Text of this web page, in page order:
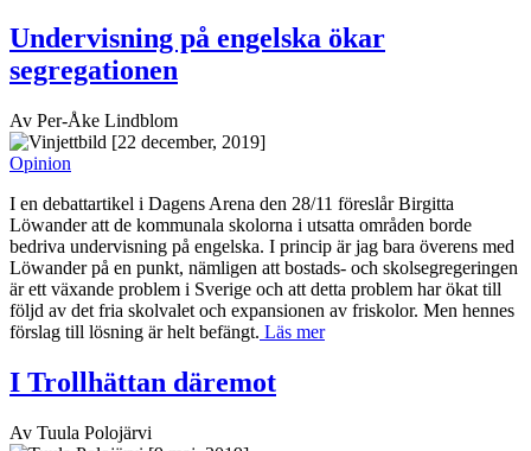
Undervisning på engelska ökar
segregationen
Av Per-Åke Lindblom
[22 december, 2019]
Opinion
I en debattartikel i Dagens Arena den 28/11 föreslår Birgitta
Löwander att de kommunala skolorna i utsatta områden borde
bedriva undervisning på engelska. I princip är jag bara överens med
Löwander på en punkt, nämligen att bostads- och skolsegregeringen
är ett växande problem i Sverige och att detta problem har ökat till
följd av det fria skolvalet och expansionen av friskolor. Men hennes
förslag till lösning är helt befängt. Läs mer
I Trollhättan däremot
Av Tuula Polojärvi